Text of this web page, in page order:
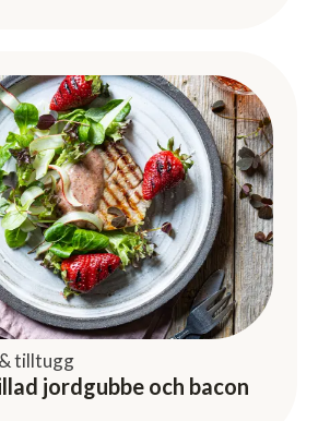
tilltugg
jordgubbe och bacon